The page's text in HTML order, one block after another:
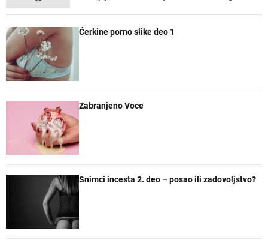
o
u
l
a
r
e
e
Ćerkine porno slike deo 1
Zabranjeno Voce
Snimci incesta 2. deo – posao ili zadovoljstvo?